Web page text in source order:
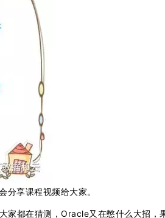
享课程视频给大家。
家都在猜测，Oracle又在憋什么大招，